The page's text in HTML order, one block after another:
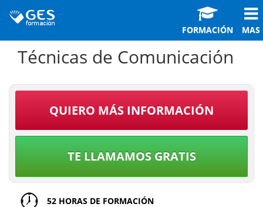
FORMACIÓN MAS
Técnicas de Comunicación
QUIERO MÁS INFORMACIÓN
TE LLAMAMOS GRATIS
52 HORAS DE FORMACIÓN